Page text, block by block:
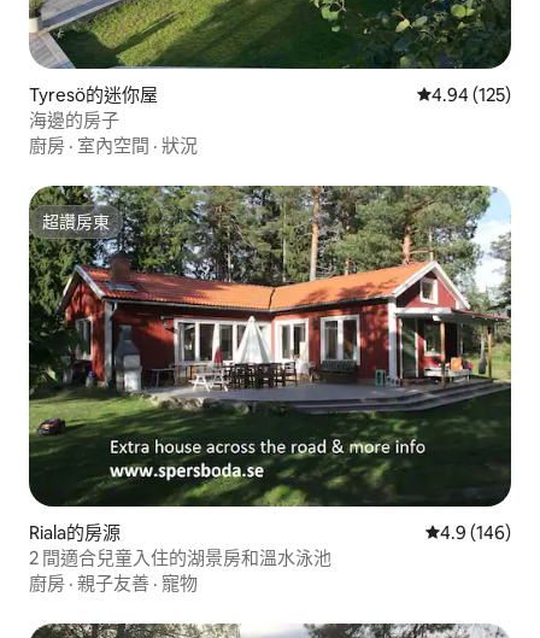
Tyresö的迷你屋 從 125 則評價
4.94 (125)
海邊的房子
廚房 · 室內空間 · 狀況
超讚房東
超讚房東
Riala的房源 從 146 則評
4.9 (146)
2 間適合兒童入住的湖景房和溫水泳池
廚房 · 親子友善 · 寵物